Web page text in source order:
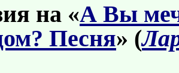
на «А Вы
Песня» (